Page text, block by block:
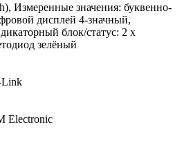
Измеренные значения: буквенно-
дисплей 4-значный,
блок/статус: 2 x
зелёный
Electronic